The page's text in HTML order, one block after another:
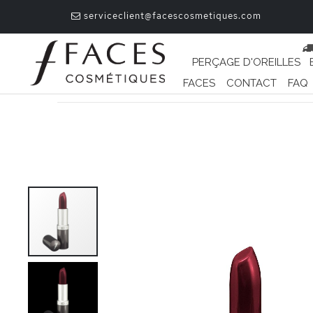
serviceclient@facescosmetiques.com
PERÇAGE D'OREILLES
FACES
CONTACT FAQ
de
galerie